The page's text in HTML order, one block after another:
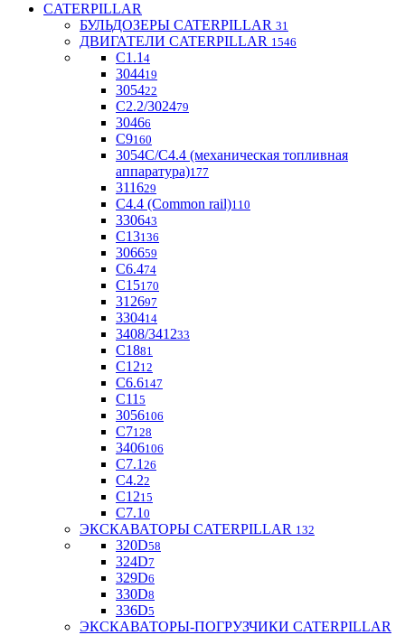
CATERPILLAR
БУЛЬДОЗЕРЫ CATERPILLAR 31
ДВИГАТЕЛИ CATERPILLAR 1546
C1.1 4
304419
305422
С2.2/302479
30466
С9160
3054С/С4.4 (механическая топливная
аппаратура)177
311629
С4.4 (Common rail)110
330643
С13136
306659
С6.474
С15170
312697
330414
3408/341233
С1881
C1212
С6.6147
C11 5
3056106
С7128
3406106
C7.1 26
C4.22
С1215
С7.1 0
ЭКСКАВАТОРЫ CATERPILLAR 132
320D58
324D7
329D6
330D8
336D5
ЭКСКАВАТОРЫ-ПОГРУЗЧИКИ CATERPILLAR